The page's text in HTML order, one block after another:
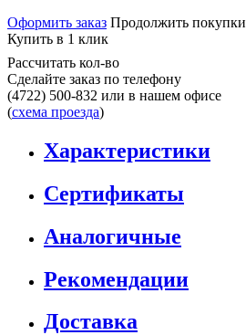
Оформить заказ Продолжить покупки
Купить в 1 клик
Рассчитать кол-во
Сделайте заказ по телефону
(4722) 500-832 или в нашем офисе
(схема проезда)
Характеристики
Сертификаты
Аналогичные
Рекомендации
Доставка